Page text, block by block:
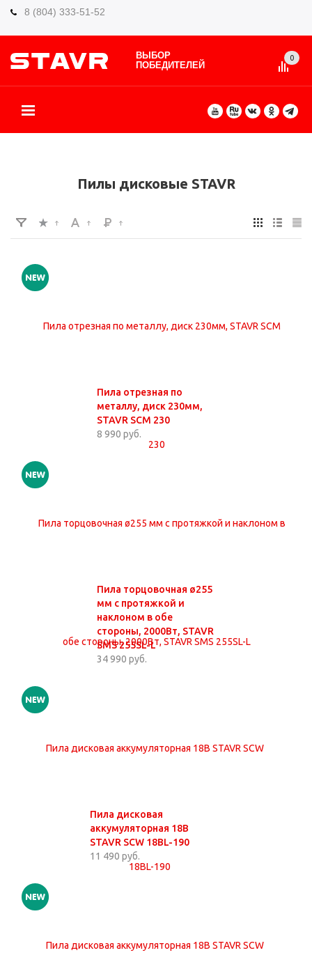
8 (804) 333-51-52
ВЫБОР
ПОБЕДИТЕЛЕЙ
0
О БРЕНДЕ ВИДЫ РАБОТ
Пилы дисковые STAVR
Пила отрезная по
металлу, диск 230мм,
STAVR SCM 230
8 990 руб.
Пила торцовочная ø255
мм с протяжкой и
наклоном в обе
стороны, 2000Вт, STAVR
SMS 255SL-L
34 990 руб.
Пила дисковая
аккумуляторная 18В
STAVR SCW 18BL-190
11 490 руб.